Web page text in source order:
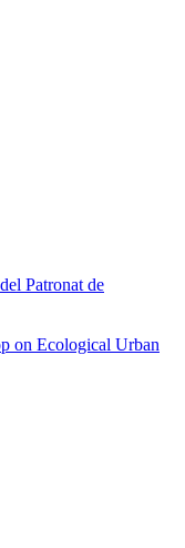
Patronat de
on Ecological Urban